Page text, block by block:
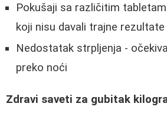
Pokušaji sa različitim
koji nisu davali trajne rezultate
Nedostatak strpljenja -
preko noći
Zdravi saveti za gubitak